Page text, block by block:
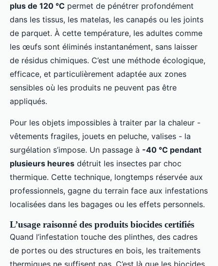
plus de 120 °C permet de pénétrer profondément
dans les tissus, les matelas, les canapés ou les joints
de parquet. À cette température, les adultes comme
les œufs sont éliminés instantanément, sans laisser
de résidus chimiques. C’est une méthode écologique,
efficace, et particulièrement adaptée aux zones
sensibles où les produits ne peuvent pas être
appliqués.
Pour les objets impossibles à traiter par la chaleur -
vêtements fragiles, jouets en peluche, valises - la
surgélation s’impose. Un passage à -40 °C pendant
plusieurs heures détruit les insectes par choc
thermique. Cette technique, longtemps réservée aux
professionnels, gagne du terrain face aux infestations
localisées dans les bagages ou les effets personnels.
L’usage raisonné des produits biocides certifiés
Quand l’infestation touche des plinthes, des cadres
de portes ou des structures en bois, les traitements
thermiques ne suffisent pas. C’est là que les biocides